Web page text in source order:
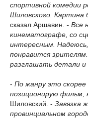
спортивной комедии
Шиловского. Картина
сказал Аршавин. - Все
кинематографе, со
интересным.
понравится
разглашать детали
- По жанру это
позиционирую фильм,
Шиловский. - Завязка
провинциальном